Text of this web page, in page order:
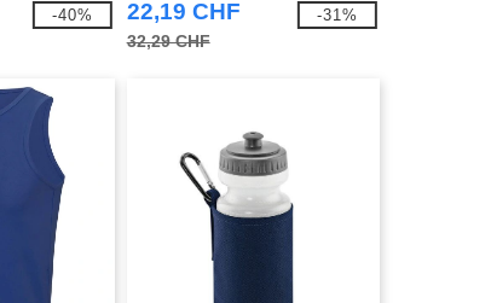
-40% 22,19 CHF
32,29 CHF
-31%